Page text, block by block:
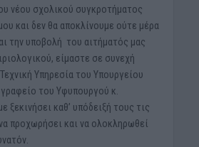
νέου σχολικού συγκροτήματος
και δεν θα αποκλίνουμε ούτε μέρα
την υποβολή του αιτήματός μας
είμαστε σε συνεχή
Υπηρεσία του Υπουργείου
γραφείο του Υφυπουργού κ.
ξεκινήσει καθ’ υπόδειξή τους τις
προχωρήσει και να ολοκληρωθεί